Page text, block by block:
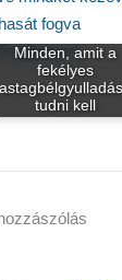
Minden, amit a
fekélyes
tudni kell